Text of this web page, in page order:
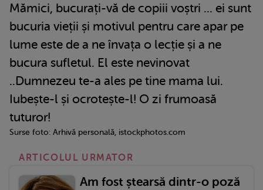
Mămici, bucurați-vă de copiii voștri ... ei sunt
bucuria vieții și motivul pentru care apar pe
lume este de a ne învața o lecție și a ne
bucura sufletul. El este nevinovat
..Dumnezeu te-a ales pe tine mama lui.
Iubește-l și ocrotește-l! O zi frumoasă
tuturor!
Surse foto: Arhivă personală, istockphotos.com
ARTICOLUL URMATOR
Am fost ștearsă dintr-o poză